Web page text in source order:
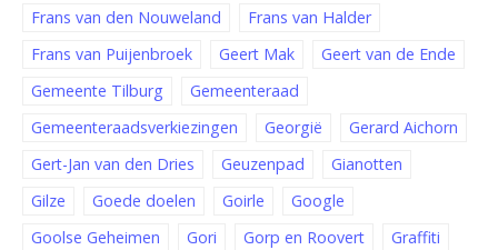
Frans van den Nouweland
Frans van Halder
Frans van Puijenbroek
Geert Mak
Geert van de Ende
Gemeente Tilburg
Gemeenteraad
Gemeenteraadsverkiezingen
Georgië
Gerard Aichorn
Gert-Jan van den Dries
Geuzenpad
Gianotten
Gilze
Goede doelen Goirle
Google
Goolse Geheimen
Gori Gorp en Roovert
Graffiti